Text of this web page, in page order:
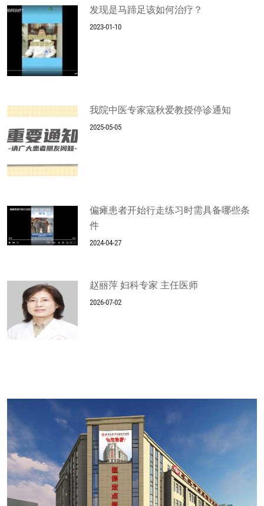
发现是马蹄足该如何治疗？
2023-01-10
我院中医专家寇秋爱教授停诊通知
2025-05-05
偏瘫患者开始行走练习时需具备哪些条
件
2024-04-27
赵丽萍 妇科专家 主任医师
2026-07-02